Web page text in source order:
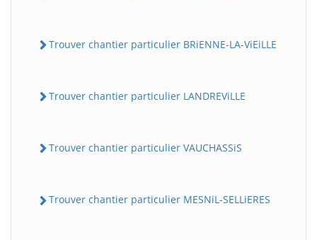
Trouver chantier particulier BRiENNE-LA-ViEiLLE
Trouver chantier particulier LANDREViLLE
Trouver chantier particulier VAUCHASSiS
Trouver chantier particulier MESNiL-SELLiERES